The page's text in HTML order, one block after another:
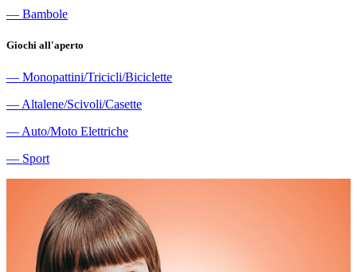
― Bambole
Giochi all'aperto
― Monopattini/Tricicli/Biciclette
― Altalene/Scivoli/Casette
― Auto/Moto Elettriche
― Sport